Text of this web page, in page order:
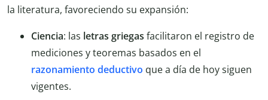
la literatura, favoreciendo su expansión:
Ciencia: las letras griegas facilitaron el registro de
mediciones y teoremas basados en el
razonamiento deductivo que a día de hoy siguen
vigentes.